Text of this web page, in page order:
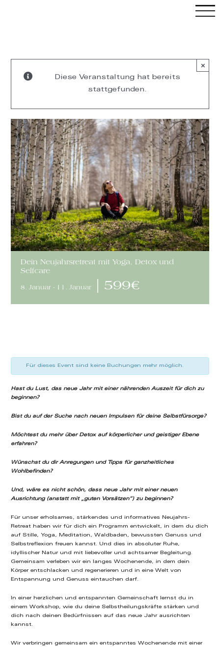
Diese Veranstaltung hat bereits
stattgefunden.
×
Dein Neujahrsretreat mit Yoga, Detox und
Selfcare
8. Januar - 11. Januar 599€
Für dieses Event sind keine Buchungen mehr möglich.
Hast du Lust, das neue Jahr mit einer nährenden Auszeit für dich zu
beginnen?
Bist du auf der Suche nach neuen Impulsen für deine Selbstfürsorge?
Möchtest du mehr über Detox auf körperlicher und geistiger Ebene
erfahren?
Wünschst du dir Anregungen und Tipps für ganzheitliches
Wohlbefinden?
Und, wäre es nicht schön, dass neue Jahr mit einer neuen
Ausrichtung (anstatt mit „guten Vorsätzen“) zu beginnen?
Für unser erholsames, stärkendes und informatives Neujahrs-
Retreat haben wir für dich ein Programm entwickelt, in dem du dich
auf Stille, Yoga, Meditation, Waldbaden, bewussten Genuss und
Selbstreflexion freuen kannst. Und dies in absoluter Ruhe,
idyllischer Natur und mit liebevoller und achtsamer Begleitung.
Gemeinsam verleben wir ein langes Wochenende, in dem dein
Körper entschlacken und regenerieren und in eine Welt von
Entspannung und Genuss eintauchen darf.
In einer herzlichen und entspannten Gemeinschaft lernst du in
einem Workshop, wie du deine Selbstheilungskräfte stärken und
dich nach deinen Bedürfnissen auf das neue Jahr ausrichten
kannst.
Wir verbringen gemeinsam ein entspanntes Wochenende mit einer